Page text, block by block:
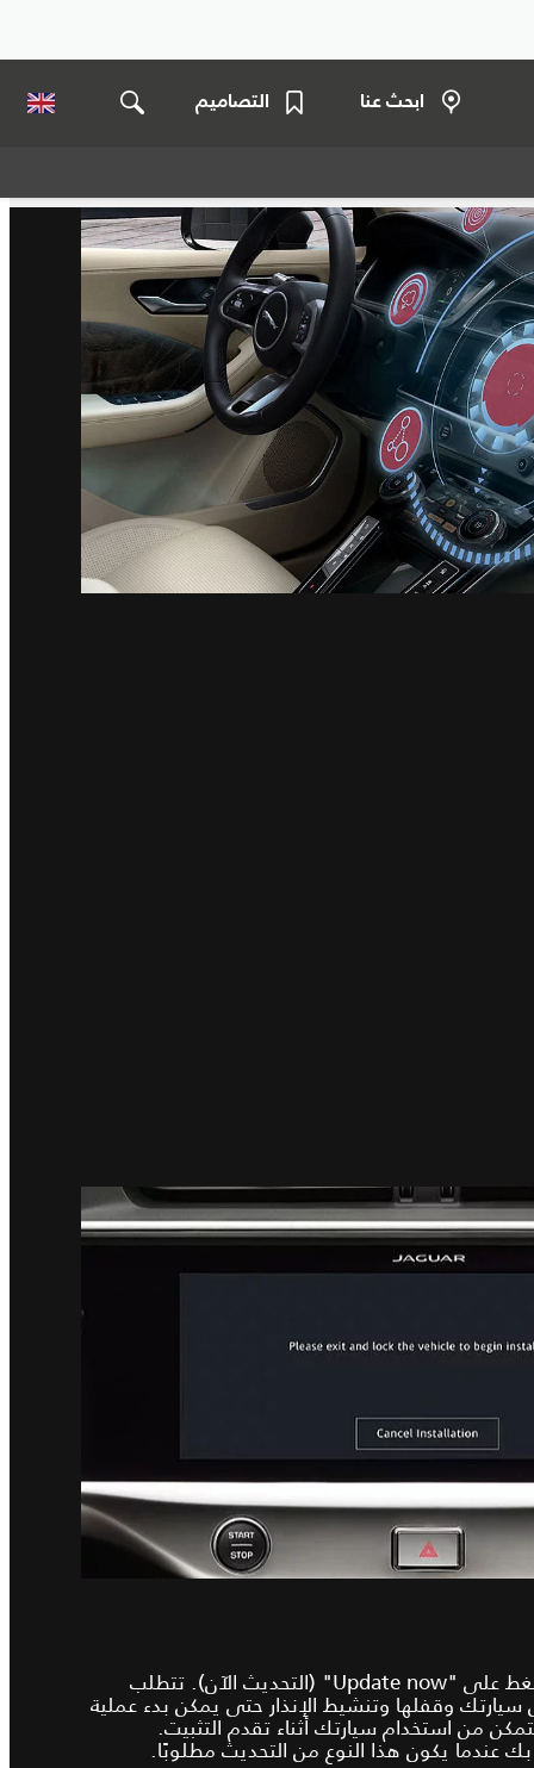
ابحث عنا التصاميم
عندما تكون مستعدًا للبدء، اضغط على "Update now" (التحديث الآن). تتطلب
وقفلها وتنشيط الإنذار حتى يمكن بدء عملية
من استخدام سيارتك أثناء تقدم التثبيت.
عندما يكون هذا النوع من التحديث مطلوبًا.